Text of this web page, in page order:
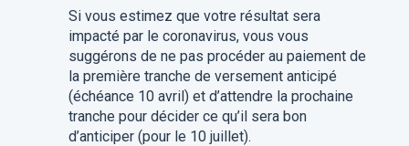
Si vous estimez que votre résultat sera
impacté par le coronavirus, vous vous
suggérons de ne pas procéder au paiement de
la première tranche de versement anticipé
(échéance 10 avril) et d’attendre la prochaine
tranche pour décider ce qu’il sera bon
d’anticiper (pour le 10 juillet).